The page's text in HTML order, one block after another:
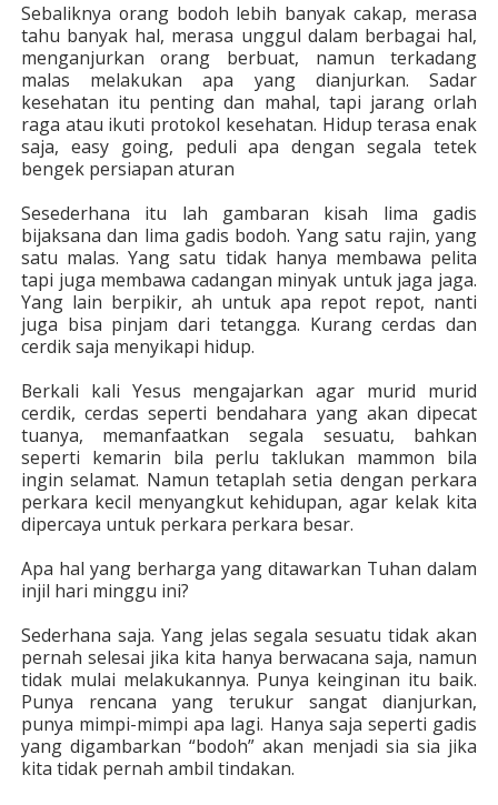
Sebaliknya orang bodoh lebih banyak cakap, merasa
tahu banyak hal, merasa unggul dalam berbagai hal,
menganjurkan orang berbuat, namun terkadang
malas melakukan apa yang dianjurkan. Sadar
kesehatan itu penting dan mahal, tapi jarang orlah
raga atau ikuti protokol kesehatan. Hidup terasa enak
saja, easy going, peduli apa dengan segala tetek
bengek persiapan aturan
Sesederhana itu lah gambaran kisah lima gadis
bijaksana dan lima gadis bodoh. Yang satu rajin, yang
satu malas. Yang satu tidak hanya membawa pelita
tapi juga membawa cadangan minyak untuk jaga jaga.
Yang lain berpikir, ah untuk apa repot repot, nanti
juga bisa pinjam dari tetangga. Kurang cerdas dan
cerdik saja menyikapi hidup.
Berkali kali Yesus mengajarkan agar murid murid
cerdik, cerdas seperti bendahara yang akan dipecat
tuanya, memanfaatkan segala sesuatu, bahkan
seperti kemarin bila perlu taklukan mammon bila
ingin selamat. Namun tetaplah setia dengan perkara
perkara kecil menyangkut kehidupan, agar kelak kita
dipercaya untuk perkara perkara besar.
Apa hal yang berharga yang ditawarkan Tuhan dalam
injil hari minggu ini?
Sederhana saja. Yang jelas segala sesuatu tidak akan
pernah selesai jika kita hanya berwacana saja, namun
tidak mulai melakukannya. Punya keinginan itu baik.
Punya rencana yang terukur sangat dianjurkan,
punya mimpi-mimpi apa lagi. Hanya saja seperti gadis
yang digambarkan “bodoh” akan menjadi sia sia jika
kita tidak pernah ambil tindakan.